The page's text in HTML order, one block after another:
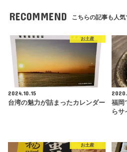
RECOMMEND こちらの記事も人気
お土産
2024.10.15
台湾の魅力が詰まったカレンダー
福岡
らサ
お土産